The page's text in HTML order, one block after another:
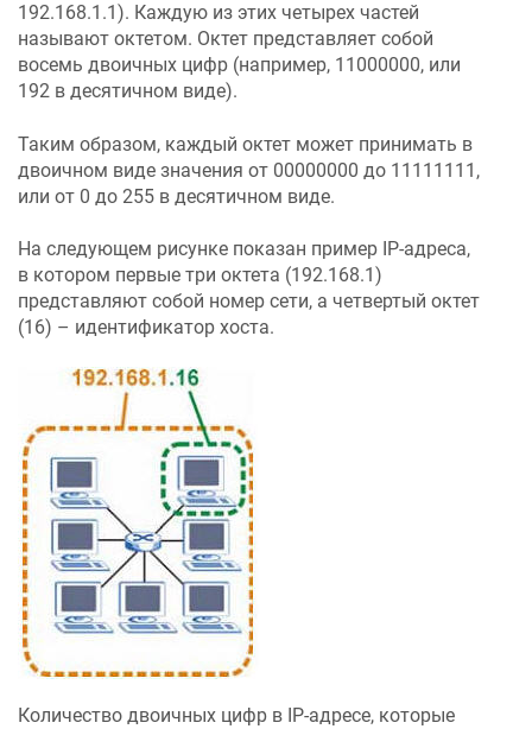
192.168.1.1). Каждую из этих четырех частей
называют октетом. Октет представляет собой
восемь двоичных цифр (например, 11000000, или
192 в десятичном виде).
Таким образом, каждый октет может принимать в
двоичном виде значения от 00000000 до 11111111,
или от 0 до 255 в десятичном виде.
На следующем рисунке показан пример IP-адреса,
в котором первые три октета (192.168.1)
представляют собой номер сети, а четвертый октет
(16) – идентификатор хоста.
Количество двоичных цифр в IP-адресе, которые